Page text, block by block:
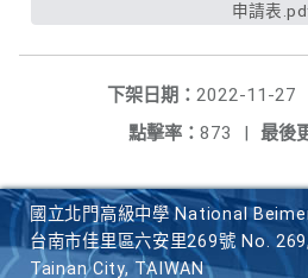
申請表
下架日期： 2022-11-27
最後
點擊率： 873 |
國立北門高級中學 National
台南市佳里區六安里269號 No.
Tainan City, TAIWAN